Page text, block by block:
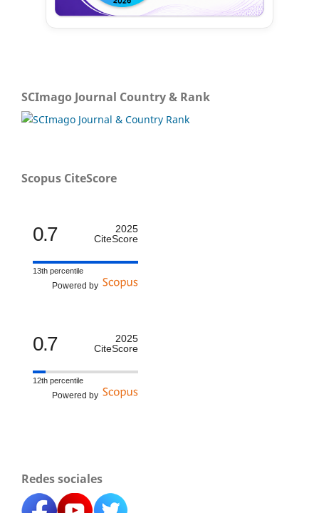
SCImago Journal Country & Rank
Scopus CiteScore
0.7
2025
CiteScore
13th percentile
Powered by
0.7
2025
CiteScore
12th percentile
Powered by
Redes sociales